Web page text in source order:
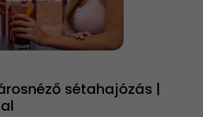
sétahajózás |